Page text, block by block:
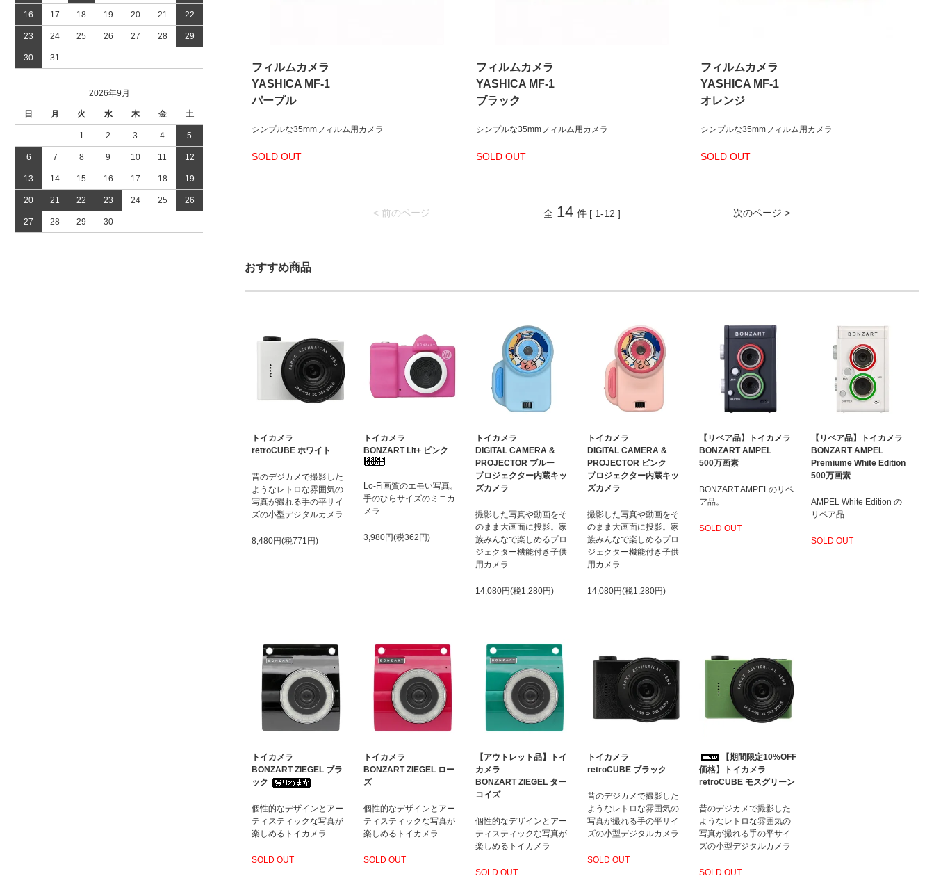
16 17 18 19 20 21 22
23 24 25 26 27 28 29
30 31
2026年9月
日 月 火 水 木 金 土
1 2 3 4 5
6 7 8 9 10 11 12
13 14 15 16 17 18 19
20 21 22 23 24 25 26
27 28 29 30
フィルムカメラ
YASHICA MF-1
パープル
シンプルな35mmフィルム用カメラ
SOLD OUT
フィルムカメラ
YASHICA MF-1
ブラック
シンプルな35mmフィルム用カメラ
SOLD OUT
フィルムカメラ
YASHICA MF-1
オレンジ
シンプルな35mmフィルム用カメラ
SOLD OUT
< 前のページ 次のページ >
全 14 件 [ 1-12 ]
おすすめ商品
トイカメラ
retroCUBE ホワイト
昔のデジカメで撮影した
ようなレトロな雰囲気の
写真が撮れる手の平サイ
ズの小型デジタルカメラ
8,480円(税771円)
トイカメラ
BONZART Lit+ ピンク
Lo-Fi画質のエモい写真。
手のひらサイズのミニカ
メラ
3,980円(税362円)
トイカメラ
DIGITAL CAMERA &
PROJECTOR ブルー
プロジェクター内蔵キッ
ズカメラ
撮影した写真や動画をそ
のまま大画面に投影。家
族みんなで楽しめるプロ
ジェクター機能付き子供
用カメラ
14,080円(税1,280円)
トイカメラ
DIGITAL CAMERA &
PROJECTOR ピンク
プロジェクター内蔵キッ
ズカメラ
撮影した写真や動画をそ
のまま大画面に投影。家
族みんなで楽しめるプロ
ジェクター機能付き子供
用カメラ
14,080円(税1,280円)
【リペア品】トイカメラ
BONZART AMPEL
500万画素
BONZART AMPELのリペ
ア品。
SOLD OUT
【リペア品】トイカメラ
BONZART AMPEL
Premiume White Edition
500万画素
AMPEL White Edition の
リペア品
SOLD OUT
トイカメラ
BONZART ZIEGEL ブラ
ック
個性的なデザインとアー
ティスティックな写真が
楽しめるトイカメラ
SOLD OUT
トイカメラ
BONZART ZIEGEL ロー
ズ
個性的なデザインとアー
ティスティックな写真が
楽しめるトイカメラ
SOLD OUT
【アウトレット品】トイ
カメラ
BONZART ZIEGEL ター
コイズ
個性的なデザインとアー
ティスティックな写真が
楽しめるトイカメラ
SOLD OUT
トイカメラ
retroCUBE ブラック
昔のデジカメで撮影した
ようなレトロな雰囲気の
写真が撮れる手の平サイ
ズの小型デジタルカメラ
SOLD OUT
【期間限定10%OFF
価格】トイカメラ
retroCUBE モスグリーン
昔のデジカメで撮影した
ようなレトロな雰囲気の
写真が撮れる手の平サイ
ズの小型デジタルカメラ
SOLD OUT